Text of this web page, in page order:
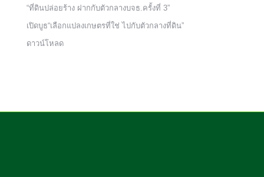
“ที่ดินปล่อยร้าง ฝากกับตัวกลางบจธ.ครั้งที่ 3”
เปิดบูธ“เลือกแปลงเกษตรที่ใช่ ไปกับตัวกลางที่ดิน”
ดาวน์โหลด